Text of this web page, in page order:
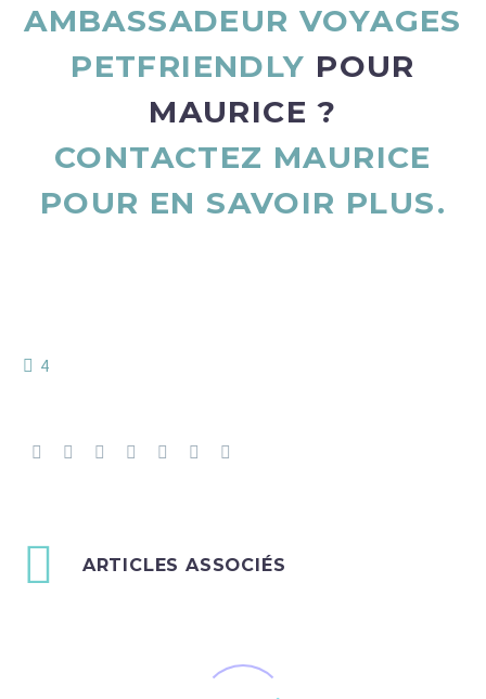
AMBASSADEUR VOYAGES
PETFRIENDLY POUR
MAURICE ?
CONTACTEZ MAURICE
POUR EN SAVOIR PLUS.
4
ARTICLES ASSOCIÉS